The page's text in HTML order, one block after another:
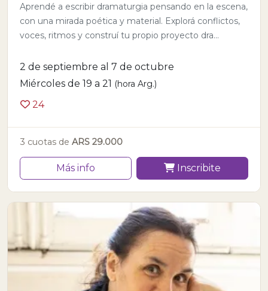
Aprendé a escribir dramaturgia pensando en la escena,
con una mirada poética y material. Explorá conflictos,
voces, ritmos y construí tu propio proyecto dra...
2 de septiembre al 7 de octubre
Miércoles de 19 a 21 (hora Arg.)
24
3 cuotas de ARS 29.000
Más info Inscribite